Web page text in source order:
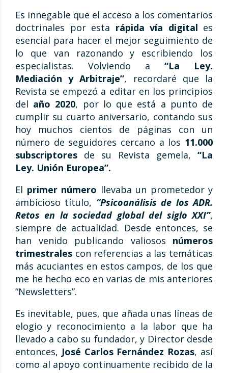
Es innegable que el acceso a los comentarios
doctrinales por esta rápida vía digital es
esencial para hacer el mejor seguimiento de
lo que van razonando y escribiendo los
especialistas. Volviendo a “La Ley.
Mediación y Arbitraje”, recordaré que la
Revista se empezó a editar en los principios
del año 2020, por lo que está a punto de
cumplir su cuarto aniversario, contando sus
hoy muchos cientos de páginas con un
número de seguidores cercano a los 11.000
subscriptores de su Revista gemela, “La
Ley. Unión Europea”.
El primer número llevaba un prometedor y
ambicioso título, “Psicoanálisis de los ADR.
Retos en la sociedad global del siglo XXI”,
siempre de actualidad. Desde entonces, se
han venido publicando valiosos números
trimestrales con referencias a las temáticas
más acuciantes en estos campos, de los que
me he hecho eco en varias de mis anteriores
“Newsletters”.
Es inevitable, pues, que añada unas líneas de
elogio y reconocimiento a la labor que ha
llevado a cabo su fundador, y Director desde
entonces, José Carlos Fernández Rozas, así
como al apoyo continuamente recibido de la